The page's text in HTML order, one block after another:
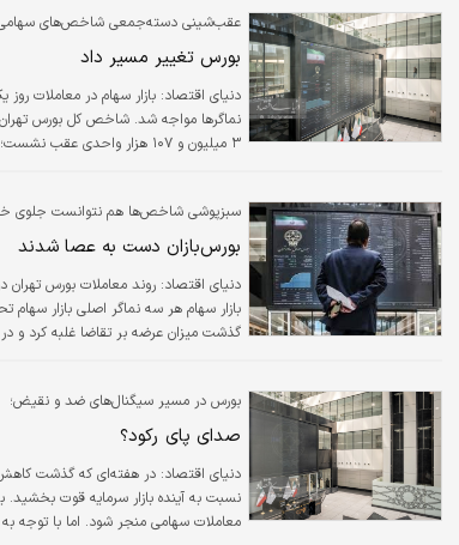
عقب‌شینی دسته‌جمعی شاخص‌های
بورس تغییر مسیر داد
دنیای اقتصاد: بازار سهام در معاملات
۳ میلیون و ۱۰۷ هزار
سیر نزولی بازار مهر تأیید زد.
سبزپوشی شاخص‌ها هم نتوانست جلوی
بورس‌بازان دست به عصا شدند
بازار سهام هر سه نماگر اصلی بازار سهام
گذشت میزان عرضه بر تقاضا غلبه کرد و
محدوده قرمز به…
بورس در مسیر سیگنال‌های ضد و نقیض؛
صدای پای رکود؟
نسبت به آینده بازار سرمایه قوت بخشید.
معاملات سهامی منجر شود. اما با توجه